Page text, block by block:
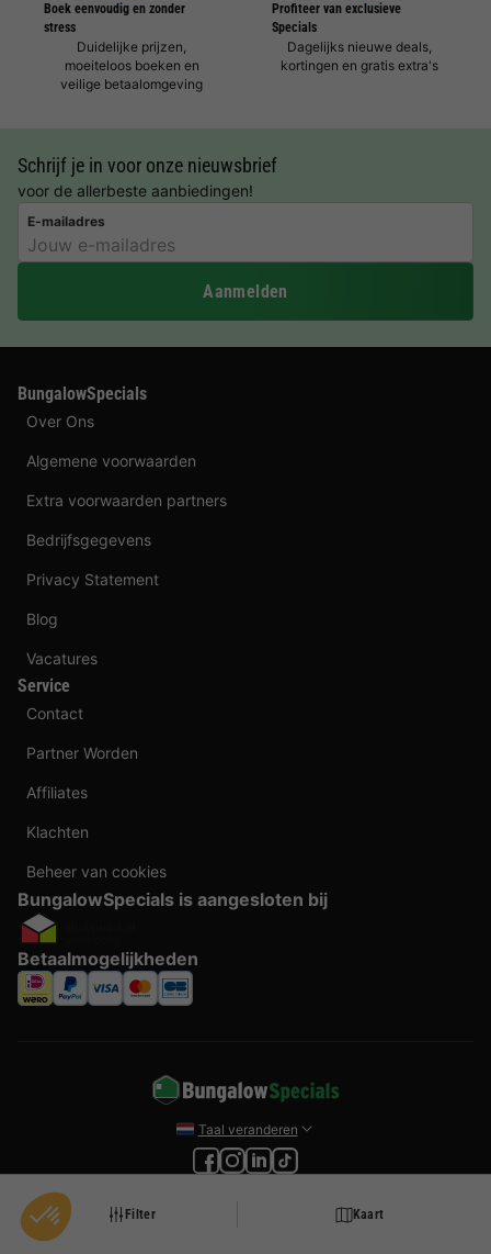
Filter Kaart
Boek eenvoudig en zonder
stress
Duidelijke prijzen,
moeiteloos boeken en
veilige betaalomgeving
Profiteer van exclusieve
Specials
Dagelijks nieuwe deals,
kortingen en gratis extra's
Schrijf je in voor onze nieuwsbrief
voor de allerbeste aanbiedingen!
E-mailadres
Aanmelden
BungalowSpecials
Over Ons
Algemene voorwaarden
Extra voorwaarden partners
Bedrijfsgegevens
Privacy Statement
Blog
Vacatures
Service
Contact
Partner Worden
Affiliates
Klachten
Beheer van cookies
BungalowSpecials is aangesloten bij
Betaalmogelijkheden
Taal veranderen
een ruim aanbod aan vakantieverblijven. Alle prijzen zijn actuele vanaf prijzen en
worden per accommodatie o.b.v. plaats- en beschikbaarheid weergegeven. Deze
prijzen zijn inclusief btw en exclusief reserveringskosten, verplichte toeslagen per
persoon (per nacht) en eventuele toeristenbelasting. Door middel van cookies willen